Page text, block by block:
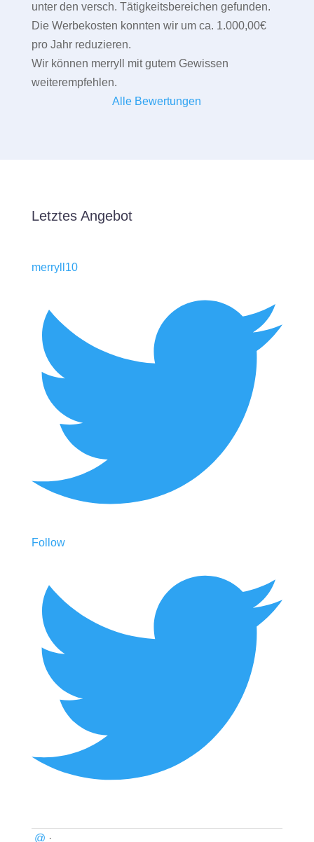
unter den versch. Tätigkeitsbereichen gefunden.
Die Werbekosten konnten wir um ca. 1.000,00€
pro Jahr reduzieren.
Wir können merryll mit gutem Gewissen
weiterempfehlen.
Alle Bewertungen
Letztes Angebot
merryll10
Follow
@ ·